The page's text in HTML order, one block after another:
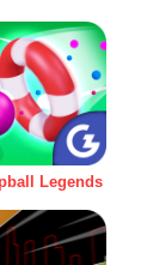
Legends